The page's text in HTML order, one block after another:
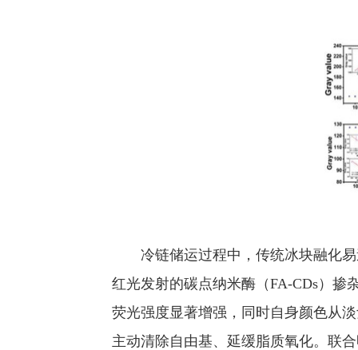
冷链储运过程中，传统冰块融化
红光发射的碳点纳米酶（FA-CDs）掺
荧光强度显著增强，同时自身颜色从
主动清除自由基、延缓脂质氧化。联